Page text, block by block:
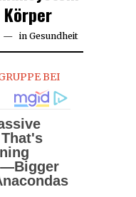
in Gesundheit
BEI